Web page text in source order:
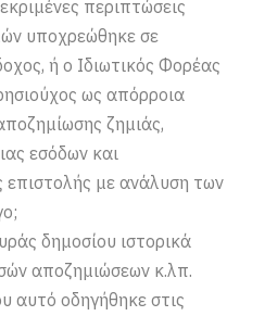
περιπτώσεις
υποχρεώθηκε σε
ή ο Ιδιωτικός Φορέας
ως απόρροια
ζημιάς,
εσόδων και
επιστολής με ανάλυση των
δημοσίου ιστορικά
αποζημιώσεων κ.λπ.
αυτό οδηγήθηκε στις